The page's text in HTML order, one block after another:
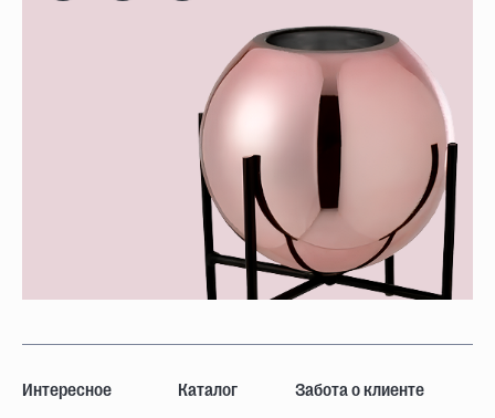
Интересное Каталог Забота о клиенте